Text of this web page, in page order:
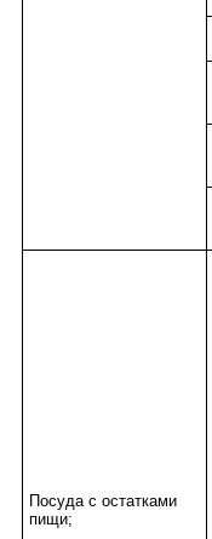
Посуда с остатками
пищи;